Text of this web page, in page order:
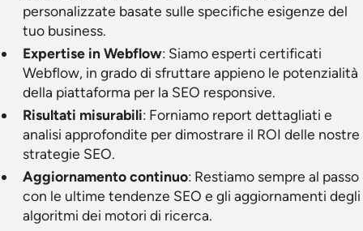
personalizzate basate sulle specifiche esigenze del
tuo business.
Expertise in Webflow: Siamo esperti certificati
Webflow, in grado di sfruttare appieno le potenzialità
della piattaforma per la SEO responsive.
Risultati misurabili: Forniamo report dettagliati e
analisi approfondite per dimostrare il ROI delle nostre
strategie SEO.
Aggiornamento continuo: Restiamo sempre al passo
con le ultime tendenze SEO e gli aggiornamenti degli
algoritmi dei motori di ricerca.